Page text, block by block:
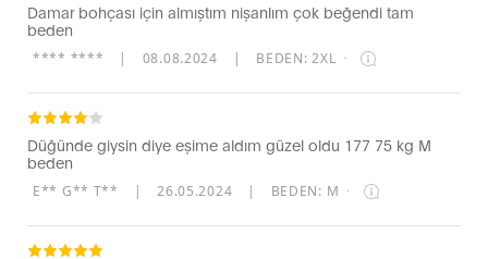
Damar bohçası için almıştım nişanlım çok beğendi tam
beden
**** **** | 08.08.2024 | BEDEN: 2XL ·
Düğünde giysin diye eşime aldım güzel oldu 177 75 kg M
beden
E** G** T** | 26.05.2024 | BEDEN: M ·